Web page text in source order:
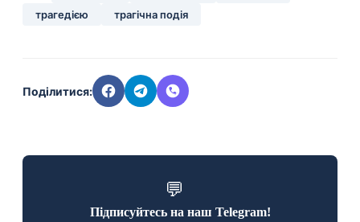
трагедією
трагічна подія
Поділитися:
💬
Підписуйтесь на наш Telegram!